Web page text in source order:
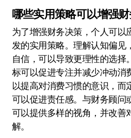
哪些实用策略可以增强财
为了增强财务决策，个人可以
发的实用策略。理解认知偏见
自信，可以导致更理性的选择
标可以促进专注并减少冲动消
以提高对消费习惯的意识，而
可以促进责任感。与财务顾问
可以提供多样的视角，并改善
解。